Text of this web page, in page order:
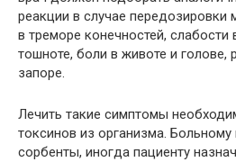
реакции в случае передозировки
в треморе конечностей,
тошноте, боли в животе и голове,
запоре.
Лечить такие симптомы
токсинов из организма.
сорбенты, иногда пациенту